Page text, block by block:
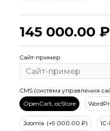
145 000.00 ₽
Сайт-пример
CMS (система управления
OpenCart, ocStore
Joomla (+9 000.00 ₽)